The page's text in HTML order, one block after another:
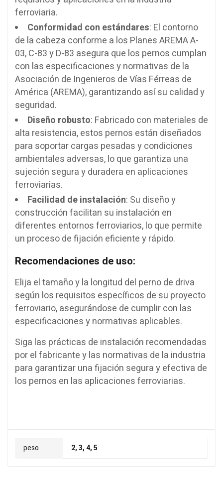
ferroviaria.
Conformidad con estándares: El contorno
de la cabeza conforme a los Planes AREMA A-
03, C-83 y D-83 asegura que los pernos cumplan
con las especificaciones y normativas de la
Asociación de Ingenieros de Vías Férreas de
América (AREMA), garantizando así su calidad y
seguridad.
Diseño robusto: Fabricado con materiales de
alta resistencia, estos pernos están diseñados
para soportar cargas pesadas y condiciones
ambientales adversas, lo que garantiza una
sujeción segura y duradera en aplicaciones
ferroviarias.
Facilidad de instalación: Su diseño y
construcción facilitan su instalación en
diferentes entornos ferroviarios, lo que permite
un proceso de fijación eficiente y rápido.
Recomendaciones de uso:
Elija el tamaño y la longitud del perno de driva
según los requisitos específicos de su proyecto
ferroviario, asegurándose de cumplir con las
especificaciones y normativas aplicables.
Siga las prácticas de instalación recomendadas
por el fabricante y las normativas de la industria
para garantizar una fijación segura y efectiva de
los pernos en las aplicaciones ferroviarias.
peso 2, 3, 4, 5